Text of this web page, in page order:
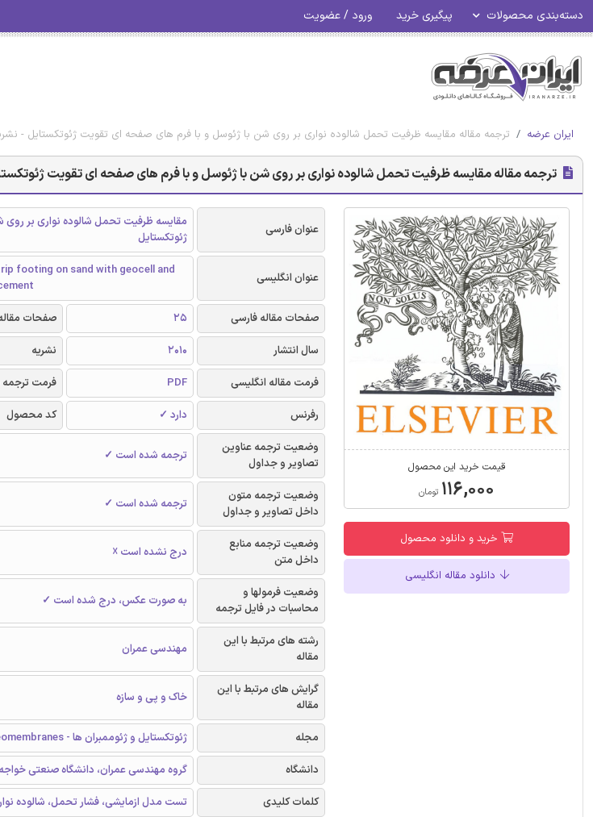
دسته‌بندی محصولات پیگیری خرید ورود / عضویت
ایران عرضه ترجمه مقاله مقایسه ظرفیت تحمل شالوده نواری بر روی شن با ژئوسل و با فرم های صفحه ای تقویت ژئوتکستایل -
ترجمه مقاله مقایسه ظرفیت تحمل شالوده نواری بر روی شن با ژئوسل و با فرم های صفحه ای تقویت
قیمت خرید این محصول
۱۱۶,۰۰۰ تومان
خرید و دانلود محصول
دانلود مقاله انگلیسی
عنوان فارسی
مقایسه ظرفیت تحمل شالوده نواری بر
ژئوتکستایل
عنوان انگلیسی
footing on sand with geocell and
صفحات مقاله فارسی
25 صفحات
سال انتشار
2010 نشریه
فرمت مقاله انگلیسی
PDF فرمت ترجمه
رفرنس
دارد ✓ کد محصول
وضعیت ترجمه عناوین
تصاویر و جداول
ترجمه شده است ✓
وضعیت ترجمه متون
داخل تصاویر و جداول
ترجمه شده است ✓
وضعیت ترجمه منابع
داخل متن
درج نشده است ☓
وضعیت فرمولها و
محاسبات در فایل ترجمه
به صورت عکس، درج شده است ✓
رشته های مرتبط با این
مقاله
مهندسی عمران
گرایش های مرتبط با این
مقاله
خاک و پی و سازه
مجله
ژئوتکستایل و ژئوممبران ها - Geotextiles and Geomembranes
دانشگاه
گروه مهندسی عمران، دانشگاه صنعتی
کلمات کلیدی
تست مدل ازمایشی، فشار تحمل، شالوده